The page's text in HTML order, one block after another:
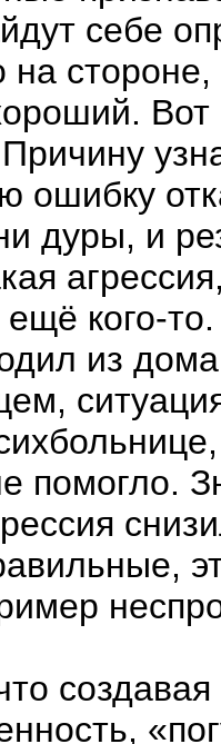
себе
Вот
ошибку
дуры, и
кого-
из
помогло.